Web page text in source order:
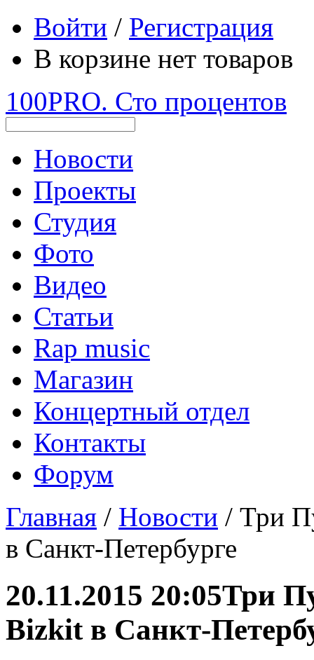
Войти / Регистрация
В корзине нет товаров
100PRO. Сто процентов
Новости
Проекты
Студия
Фото
Видео
Статьи
Rap music
Магазин
Концертный отдел
Контакты
Форум
Главная / Новости / Три
в Санкт-Петербурге
20.11.2015 20:05Три
Bizkit в Санкт-